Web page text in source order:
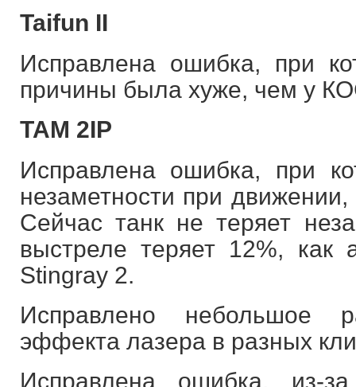
Taifun II
Исправлена ошибка, при
причины была хуже, чем у
TAM 2IP
Исправлена ошибка, при
незаметности при
Сейчас танк не теряет
выстреле теряет 12%, как
Stingray 2.
Исправлено небольшое
эффекта лазера в разных
Исправлена ошибка, из-